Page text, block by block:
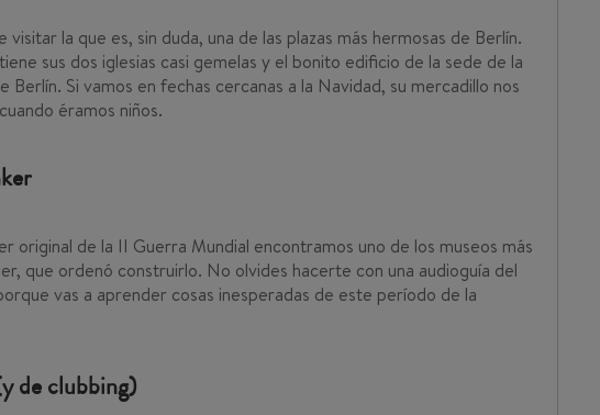
la que es, sin duda, una de las plazas más hermosas de Berlín.
sus dos iglesias casi gemelas y el bonito edificio de la sede de la
Berlín. Si vamos en fechas cercanas a la Navidad, su mercadillo nos
éramos niños.
original de la II Guerra Mundial encontramos uno de los museos más
que ordenó construirlo. No olvides hacerte con una audioguía del
vas a aprender cosas inesperadas de este período de la
de clubbing)